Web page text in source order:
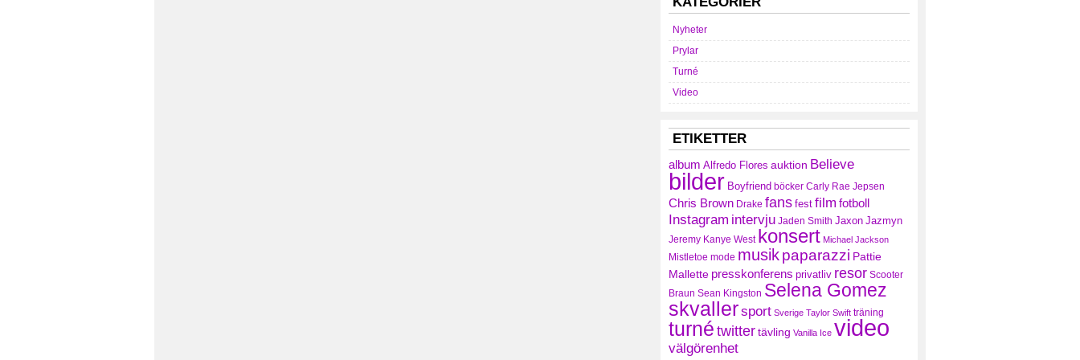
Nyheter
Prylar
Turné
Video
ETIKETTER
album Alfredo Flores auktion Believe
bilder Boyfriend böcker Carly Rae Jepsen
Chris Brown Drake fans fest film fotboll
Instagram intervju Jaden Smith Jaxon Jazmyn
Jeremy Kanye West konsert Michael Jackson
Mistletoe mode musikpaparazzi Pattie
Mallette presskonferens privatliv resor Scooter
Braun Sean Kingston Selena Gomez
skvallersport Sverige Taylor Swift träning
turné twittertävling Vanilla Ice video
välgörenhet